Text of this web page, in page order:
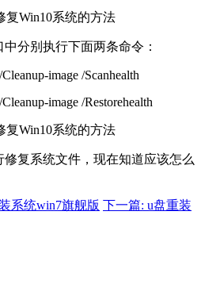
分别执行下面两条命令：
image /Scanhealth
image /Restorehealth
复系统文件，现在知道应该怎么
系统win7旗舰版 下一篇: u盘重装